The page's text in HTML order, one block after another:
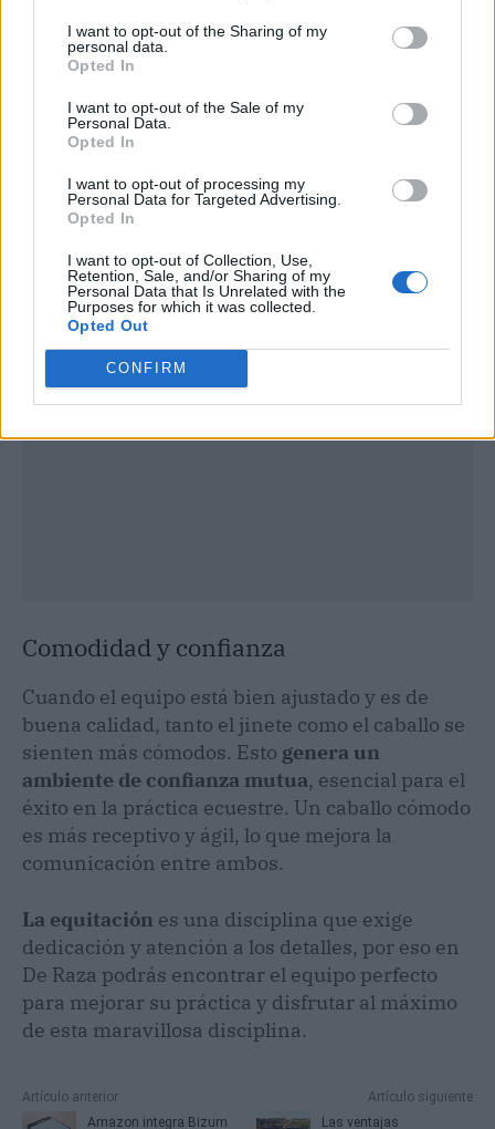
I want to opt-out of the Sharing of my
personal data.
Opted In
I want to opt-out of the Sale of my
Personal Data.
Opted In
I want to opt-out of processing my
Personal Data for Targeted Advertising.
Opted In
I want to opt-out of Collection, Use,
Retention, Sale, and/or Sharing of my
Personal Data that Is Unrelated with the
Purposes for which it was collected.
Opted Out
CONFIRM
Publicidad
Comodidad y confianza
Cuando el equipo está bien ajustado y es de
buena calidad, tanto el jinete como el caballo se
sienten más cómodos. Esto genera un
ambiente de confianza mutua, esencial para el
éxito en la práctica ecuestre. Un caballo cómodo
es más receptivo y ágil, lo que mejora la
comunicación entre ambos.
La equitación es una disciplina que exige
dedicación y atención a los detalles, por eso en
De Raza podrás encontrar el equipo perfecto
para mejorar su práctica y disfrutar al máximo
de esta maravillosa disciplina.
Artículo anterior
Amazon integra Bizum
Artículo siguiente
Las ventajas